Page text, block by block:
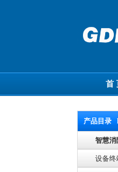
首
产品目录
智慧消
设备终